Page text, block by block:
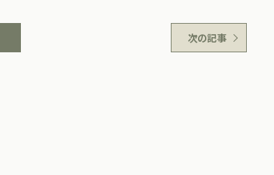
次の記事